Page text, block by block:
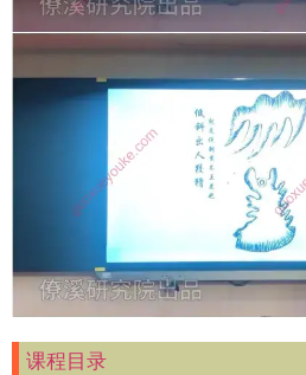
课程目录